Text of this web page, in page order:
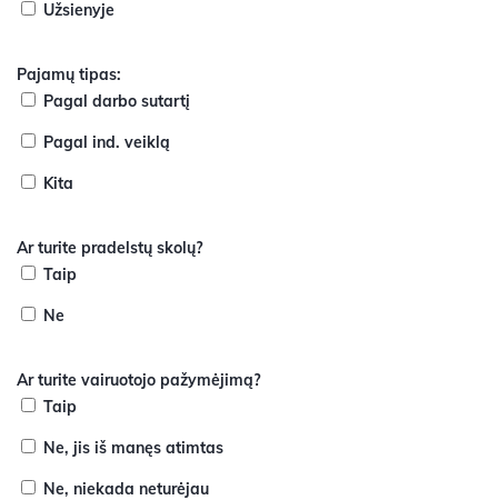
Užsienyje
Pajamų tipas:
Pagal darbo sutartį
Pagal ind. veiklą
Kita
Ar turite pradelstų skolų?
Taip
Ne
Ar turite vairuotojo pažymėjimą?
Taip
Ne, jis iš manęs atimtas
Ne, niekada neturėjau